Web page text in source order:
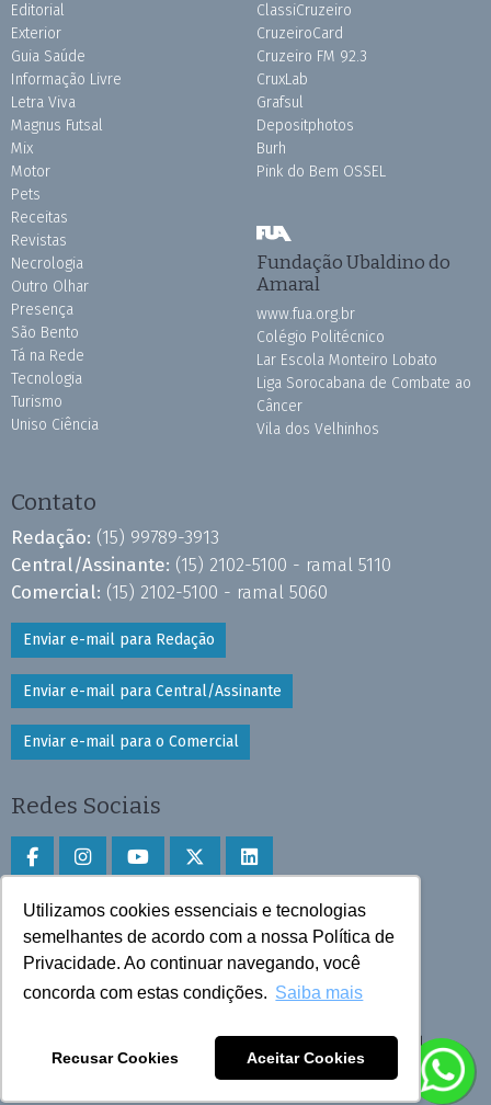
Utilizamos cookies essenciais e tecnologias
semelhantes de acordo com a nossa Política de
Privacidade. Ao continuar navegando, você
concorda com estas condições. Saiba mais
Recusar Cookies Aceitar Cookies
Editorial
Exterior
Guia Saúde
Informação Livre
Letra Viva
Magnus Futsal
Mix
Motor
Pets
Receitas
Revistas
Necrologia
Outro Olhar
Presença
São Bento
Tá na Rede
Tecnologia
Turismo
Uniso Ciência
ClassiCruzeiro
CruzeiroCard
Cruzeiro FM 92.3
CruxLab
Grafsul
Depositphotos
Burh
Pink do Bem OSSEL
Fundação Ubaldino do
Amaral
www.fua.org.br
Colégio Politécnico
Lar Escola Monteiro Lobato
Liga Sorocabana de Combate ao
Câncer
Vila dos Velhinhos
Contato
Redação: (15) 99789-3913
Central/Assinante: (15) 2102-5100 - ramal 5110
Comercial: (15) 2102-5100 - ramal 5060
Enviar e-mail para Redação
Enviar e-mail para Central/Assinante
Enviar e-mail para o Comercial
Redes Sociais
Faça download do aplicativo
Play Store e App Store
Todos os direitos reservados © 2025 Cruzeiro do Sul